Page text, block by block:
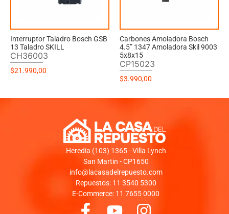
Interruptor Taladro Bosch GSB
13 Taladro SKILL
CH36003
$21.990,00
Carbones Amoladora Bosch
4.5” 1347 Amoladora Skil 9003
5x8x15
CP15023
$3.990,00
Heredia (103) 1365 - Villa Lynch
San Martin - CP1650
info@lacasadelrepuesto.com
Repuestos: 11 3540 5300
E-Commerce: 11 7655 0000